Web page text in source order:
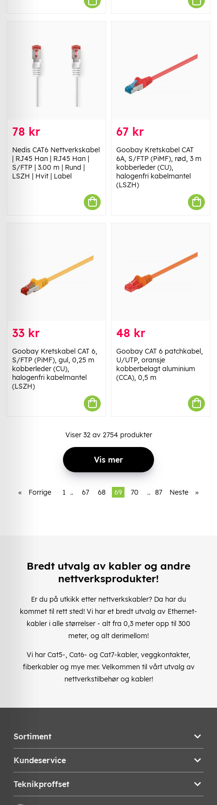
78 kr
Nedis CAT6 Nettverkskabel
| RJ45 Han | RJ45 Han |
S/FTP | 3.00 m | Rund |
LSZH | Hvit | Label
67 kr
Goobay Kretskabel CAT
6A, S/FTP (PiMF), rød, 3 m
kobberleder (CU),
halogenfri kabelmantel
(LSZH)
33 kr
Goobay Kretskabel CAT 6,
S/FTP (PiMF), gul, 0,25 m
kobberleder (CU),
halogenfri kabelmantel
(LSZH)
48 kr
Goobay CAT 6 patchkabel,
U/UTP, oransje
kobberbelagt aluminium
(CCA), 0,5 m
Viser 32av 2754 produkter
Vis mer
« Forrige 1 .. 67 68 69 70 .. 87 Neste »
Bredt utvalg av kabler og andre
nettverksprodukter!
Er du på utkikk etter nettverkskabler? Da har du
kommet til rett sted! Vi har et bredt utvalg av Ethernet-
kabler i alle størrelser - alt fra 0,3 meter opp til 300
meter, og alt derimellom!
Vi har Cat5-, Cat6- og Cat7-kabler, veggkontakter,
fiberkabler og mye mer. Velkommen til vårt utvalg av
nettverkstilbehør og kabler!
Sortiment
Kundeservice
Teknikproffset